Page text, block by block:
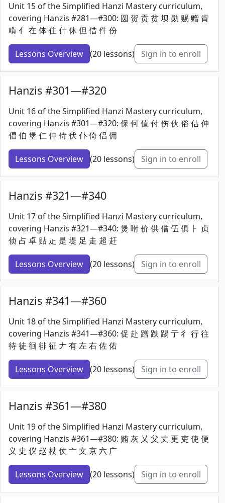
Unit 15 of the Simplified Hanzi Mastery curriculum,
covering Hanzis #281—#300: 圆 贺 贡 贫 坝 勋 赐 赠 肯
啃 亻 在 体 住 什 休 但 借 件 份
Lessons Overview (20 lessons) Sign in to enroll
Hanzis #301—#320
Unit 16 of the Simplified Hanzi Mastery curriculum,
covering Hanzis #301—#320: 保 何 值 付 伤 伙 俗 估 伸
倡 伯 堡 仁 仲 侍 伏 仆 倚 侣 佣
Lessons Overview (20 lessons) Sign in to enroll
Hanzis #321—#340
Unit 17 of the Simplified Hanzi Mastery curriculum,
covering Hanzis #321—#340: 煲 咐 价 供 僧 伍 俱 ⺊ 贞
侦 占 卓 贴 龰 是 堤 足 走 超 赶
Lessons Overview (20 lessons) Sign in to enroll
Hanzis #341—#360
Unit 18 of the Simplified Hanzi Mastery curriculum,
covering Hanzis #341—#360: 促 赴 蹭 跌 踢 亍 彳 行 往
待 徒 徊 徘 征 𠂇 有 左 右 佐 佑
Lessons Overview (20 lessons) Sign in to enroll
Hanzis #361—#380
Unit 19 of the Simplified Hanzi Mastery curriculum,
covering Hanzis #361—#380: 贿 灰 乂 父 丈 更 吏 使 便
义 史 仪 赵 杖 仗 亠 文 京 六 广
Lessons Overview (20 lessons) Sign in to enroll